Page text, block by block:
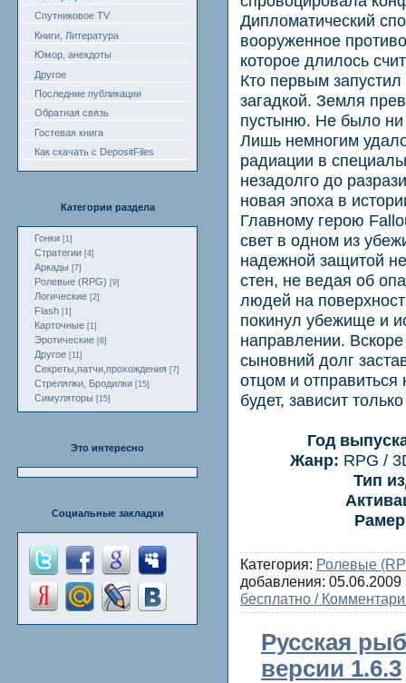
Спутниковое TV
Книги, Литература
Юмор, анекдоты
Другое
Последние публикации
Обратная связь
Гостевая книга
Как скачать с DepositFiles
Категории раздела
Гонки [1]
Стратегии [4]
Аркады [7]
Ролевые (RPG) [9]
Логические [2]
Flash [1]
Карточные [1]
Эротические [6]
Другое [11]
Секреты,патчи,прохождения [7]
Стрелялки, Бродилки [15]
Симуляторы [15]
Это интересно
Социальные закладки
Дипломатический
вооруженное
которое длилось
Кто первым запустил
загадкой. Земля
пустыню. Не было ни
Лишь немногим
радиации в
незадолго до
новая эпоха в
Главному герою
свет в одном из
надежной защитой
стен, не ведая об
людей на
покинул убежище и
направлении.
сыновний долг
отцом и отправиться
будет, зависит
Год
Жанр: RPG /
Тип
Категория: Ролевые
добавления: 05.06.2009
бесплатно /
Русская
версии 1.6.3